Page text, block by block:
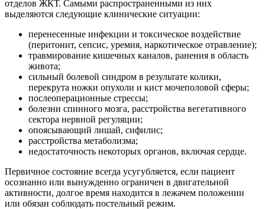
отделов ЖКТ. Самыми распространенными из них
выделяются следующие клинические ситуации:
перенесенные инфекции и токсическое воздействие
(перитонит, сепсис, уремия, наркотическое отравление);
травмирование кишечных каналов, ранения в область
живота;
сильный болевой синдром в результате колики,
перекрута ножки опухоли и кист мочеполовой сферы;
послеоперационные стрессы;
болезни спинного мозга, расстройства вегетативного
сектора нервной регуляции;
опоясывающий лишай, сифилис;
расстройства метаболизма;
недостаточность некоторых органов, включая сердце.
Первичное состояние всегда усугубляется, если пациент
осознанно или вынужденно ограничен в двигательной
активности, долгое время находится в лежачем положении
или обязан соблюдать постельный режим.